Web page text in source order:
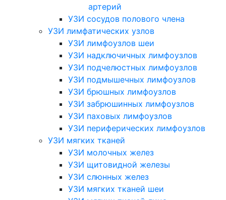
артерий
УЗИ сосудов полового члена
УЗИ лимфатических узлов
УЗИ лимфоузлов шеи
УЗИ надключичных лимфоузлов
УЗИ подчелюстных лимфоузлов
УЗИ подмышечных лимфоузлов
УЗИ брюшных лимфоузлов
УЗИ забрюшинных лимфоузлов
УЗИ паховых лимфоузлов
УЗИ периферических лимфоузлов
УЗИ мягких тканей
УЗИ молочных желез
УЗИ щитовидной железы
УЗИ слюнных желез
УЗИ мягких тканей шеи